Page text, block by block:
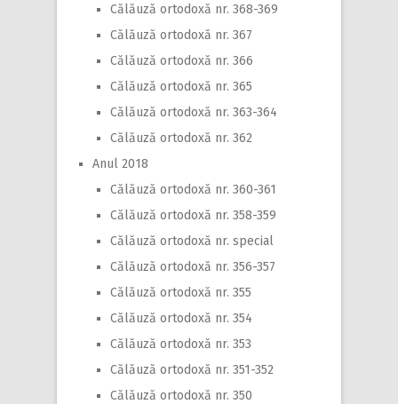
Călăuză ortodoxă nr. 368-369
Călăuză ortodoxă nr. 367
Călăuză ortodoxă nr. 366
Călăuză ortodoxă nr. 365
Călăuză ortodoxă nr. 363-364
Călăuză ortodoxă nr. 362
Anul 2018
Călăuză ortodoxă nr. 360-361
Călăuză ortodoxă nr. 358-359
Călăuză ortodoxă nr. special
Călăuză ortodoxă nr. 356-357
Călăuză ortodoxă nr. 355
Călăuză ortodoxă nr. 354
Călăuză ortodoxă nr. 353
Călăuză ortodoxă nr. 351-352
Călăuză ortodoxă nr. 350